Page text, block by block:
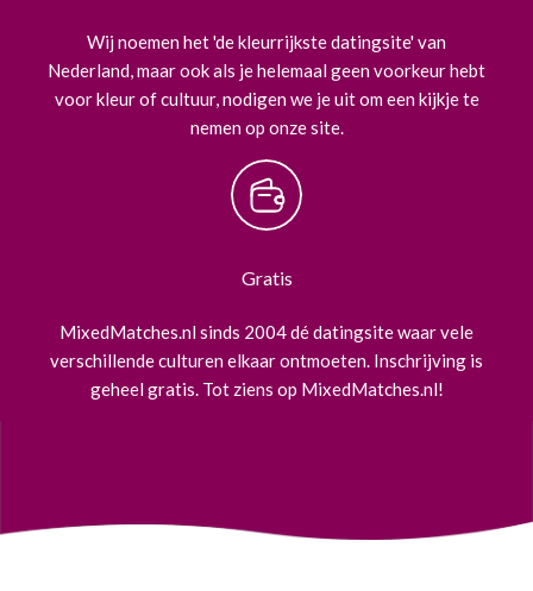
Wij noemen het 'de kleurrijkste datingsite' van
Nederland, maar ook als je helemaal geen voorkeur hebt
voor kleur of cultuur, nodigen we je uit om een kijkje te
nemen op onze site.
Gratis
MixedMatches.nl sinds 2004 dé datingsite waar vele
verschillende culturen elkaar ontmoeten. Inschrijving is
geheel gratis. Tot ziens op MixedMatches.nl!